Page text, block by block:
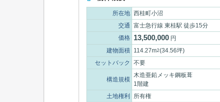
所在地 西桂町小沼
交通 富士急行線 東桂駅 徒歩15分
価格 13,500,000 円
建物面積 114.27m2(34.56坪)
セットバック
不要
構造規模
木造亜鉛メッキ鋼板葺
1階建
土地権利
所有権